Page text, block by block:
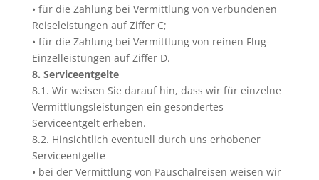
• für die Zahlung bei Vermittlung von verbundenen
Reiseleistungen auf Ziffer C;
• für die Zahlung bei Vermittlung von reinen Flug-
Einzelleistungen auf Ziffer D.
8. Serviceentgelte
8.1. Wir weisen Sie darauf hin, dass wir für einzelne
Vermittlungsleistungen ein gesondertes
Serviceentgelt erheben.
8.2. Hinsichtlich eventuell durch uns erhobener
Serviceentgelte
• bei der Vermittlung von Pauschalreisen weisen wir